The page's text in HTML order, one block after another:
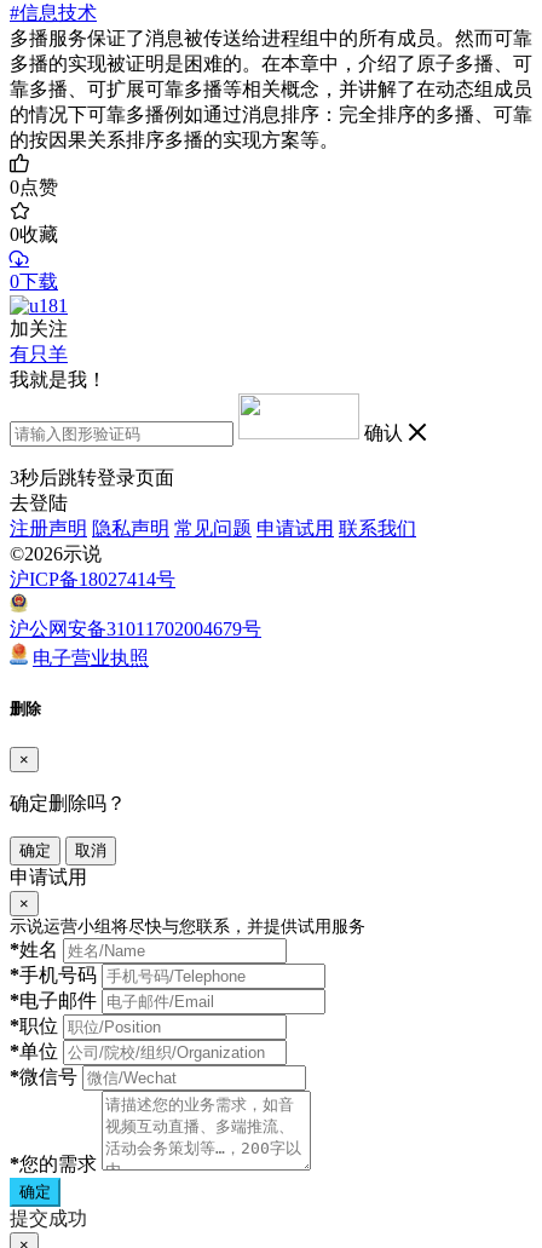
#信息技术
多播服务保证了消息被传送给进程组中的所有成员。然而可靠
多播的实现被证明是困难的。在本章中，介绍了原子多播、可
靠多播、可扩展可靠多播等相关概念，并讲解了在动态组成员
的情况下可靠多播例如通过消息排序：完全排序的多播、可靠
的按因果关系排序多播的实现方案等。
0点赞
0收藏
0下载
加关注
有只羊
我就是我！
确认
3秒后跳转登录页面
去登陆
注册声明 隐私声明 常见问题 申请试用 联系我们
©2026示说
沪ICP备18027414号
沪公网安备31011702004679号
电子营业执照
删除
×
确定删除吗？
确定 取消
申请试用
×
示说运营小组将尽快与您联系，并提供试用服务
*姓名
*手机号码
*电子邮件
*职位
*单位
*微信号
*您的需求
确定
提交成功